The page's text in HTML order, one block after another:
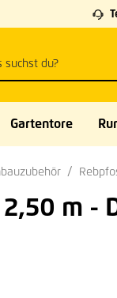
Gartentore
m -